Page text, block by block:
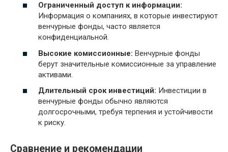
Ограниченный доступ к информации:
Информация о компаниях, в которые инвестируют
венчурные фонды, часто является
конфиденциальной.
Высокие комиссионные: Венчурные фонды
берут значительные комиссионные за управление
активами.
Длительный срок инвестиций: Инвестиции в
венчурные фонды обычно являются
долгосрочными, требуя терпения и устойчивости
к риску.
Сравнение и рекомендации